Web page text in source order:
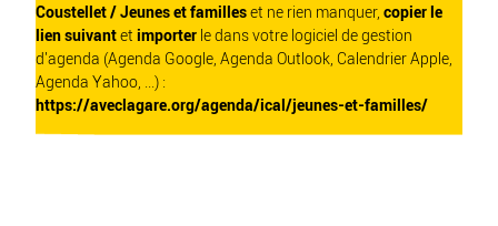
Coustellet / Jeunes et familleset ne rien manquer, copier le
lien suivantet importer le dans votre logiciel de gestion
d'agenda (Agenda Google, Agenda Outlook, Calendrier Apple,
Agenda Yahoo, ...) :
https://aveclagare.org/agenda/ical/jeunes-et-familles/